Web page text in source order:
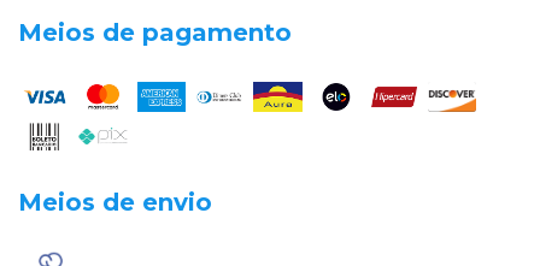
Meios de pagamento
Meios de envio